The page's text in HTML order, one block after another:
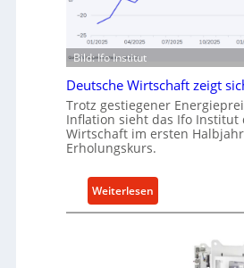
t
r
i
e
-
E
r
s
ü
r
n
a
c
h
a
l
t
Bild: Ifo Institut
Deutsche Wirtschaft zeigt
Trotz gestiegener
Inflation sieht das Ifo Institut
Wirtschaft im ersten
Erholungskurs.
Weiterlesen:
D